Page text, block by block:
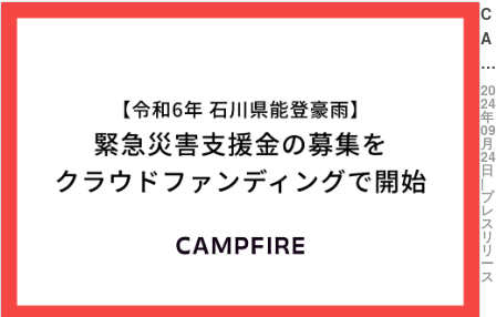
C
A
M
P
FI
R
E
令
和
6
年
石
20
24
年
09
月
24
日
|
プ
レ
ス
リ
リ
ー
ス